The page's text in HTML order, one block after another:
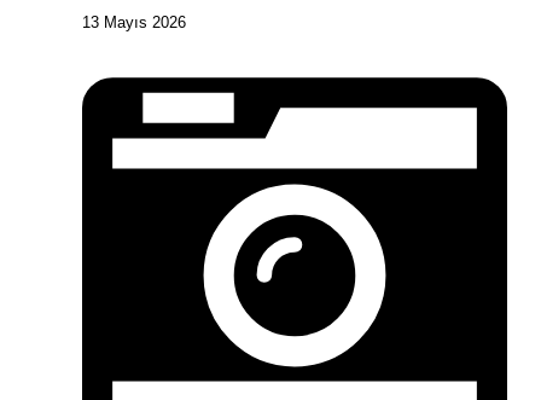
13 Mayıs 2026